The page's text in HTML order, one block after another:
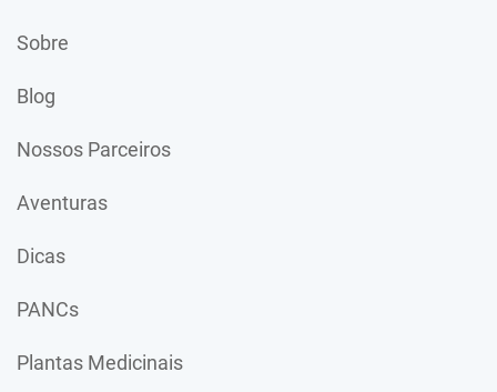
Sobre
Blog
Nossos Parceiros
Aventuras
Dicas
PANCs
Plantas Medicinais